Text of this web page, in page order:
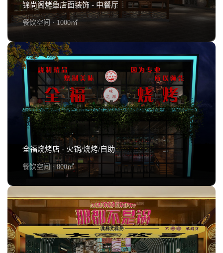
锦尚阁烤鱼店面装饰 - 中餐厅
餐饮空间 · 1000㎡
锦尚阁烤鱼店面装饰 - 中餐厅
查看详情+
全福烧烤店 - 火锅/烧烤/自助
餐饮空间 · 800㎡
全福烧烤店 - 火锅/烧烤/自助